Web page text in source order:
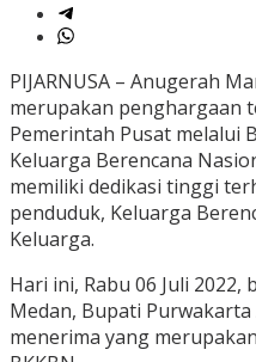
PIJARNUSA – Anugerah
merupakan penghargaan
Pemerintah Pusat melalui
Keluarga Berencana
memiliki dedikasi tinggi
penduduk, Keluarga
Keluarga.
Hari ini, Rabu 06 Juli
Medan, Bupati
menerima yang